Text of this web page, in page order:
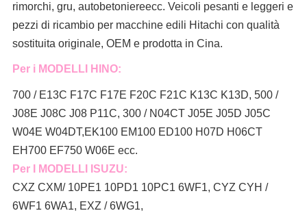
rimorchi, gru, autobetoniereecc. Veicoli pesanti e leggeri e
pezzi di ricambio per macchine edili Hitachi con qualità
sostituita originale, OEM e prodotta in Cina.
Per i MODELLI HINO:
700 / E13C F17C F17E F20C F21C K13C K13D, 500 /
J08E J08C J08 P11C, 300 / N04CT J05E J05D J05C
W04E W04DT,EK100 EM100 ED100 H07D H06CT
EH700 EF750 W06E ecc.
Per I MODELLI ISUZU:
CXZ CXM/ 10PE1 10PD1 10PC1 6WF1, CYZ CYH /
6WF1 6WA1, EXZ / 6WG1,